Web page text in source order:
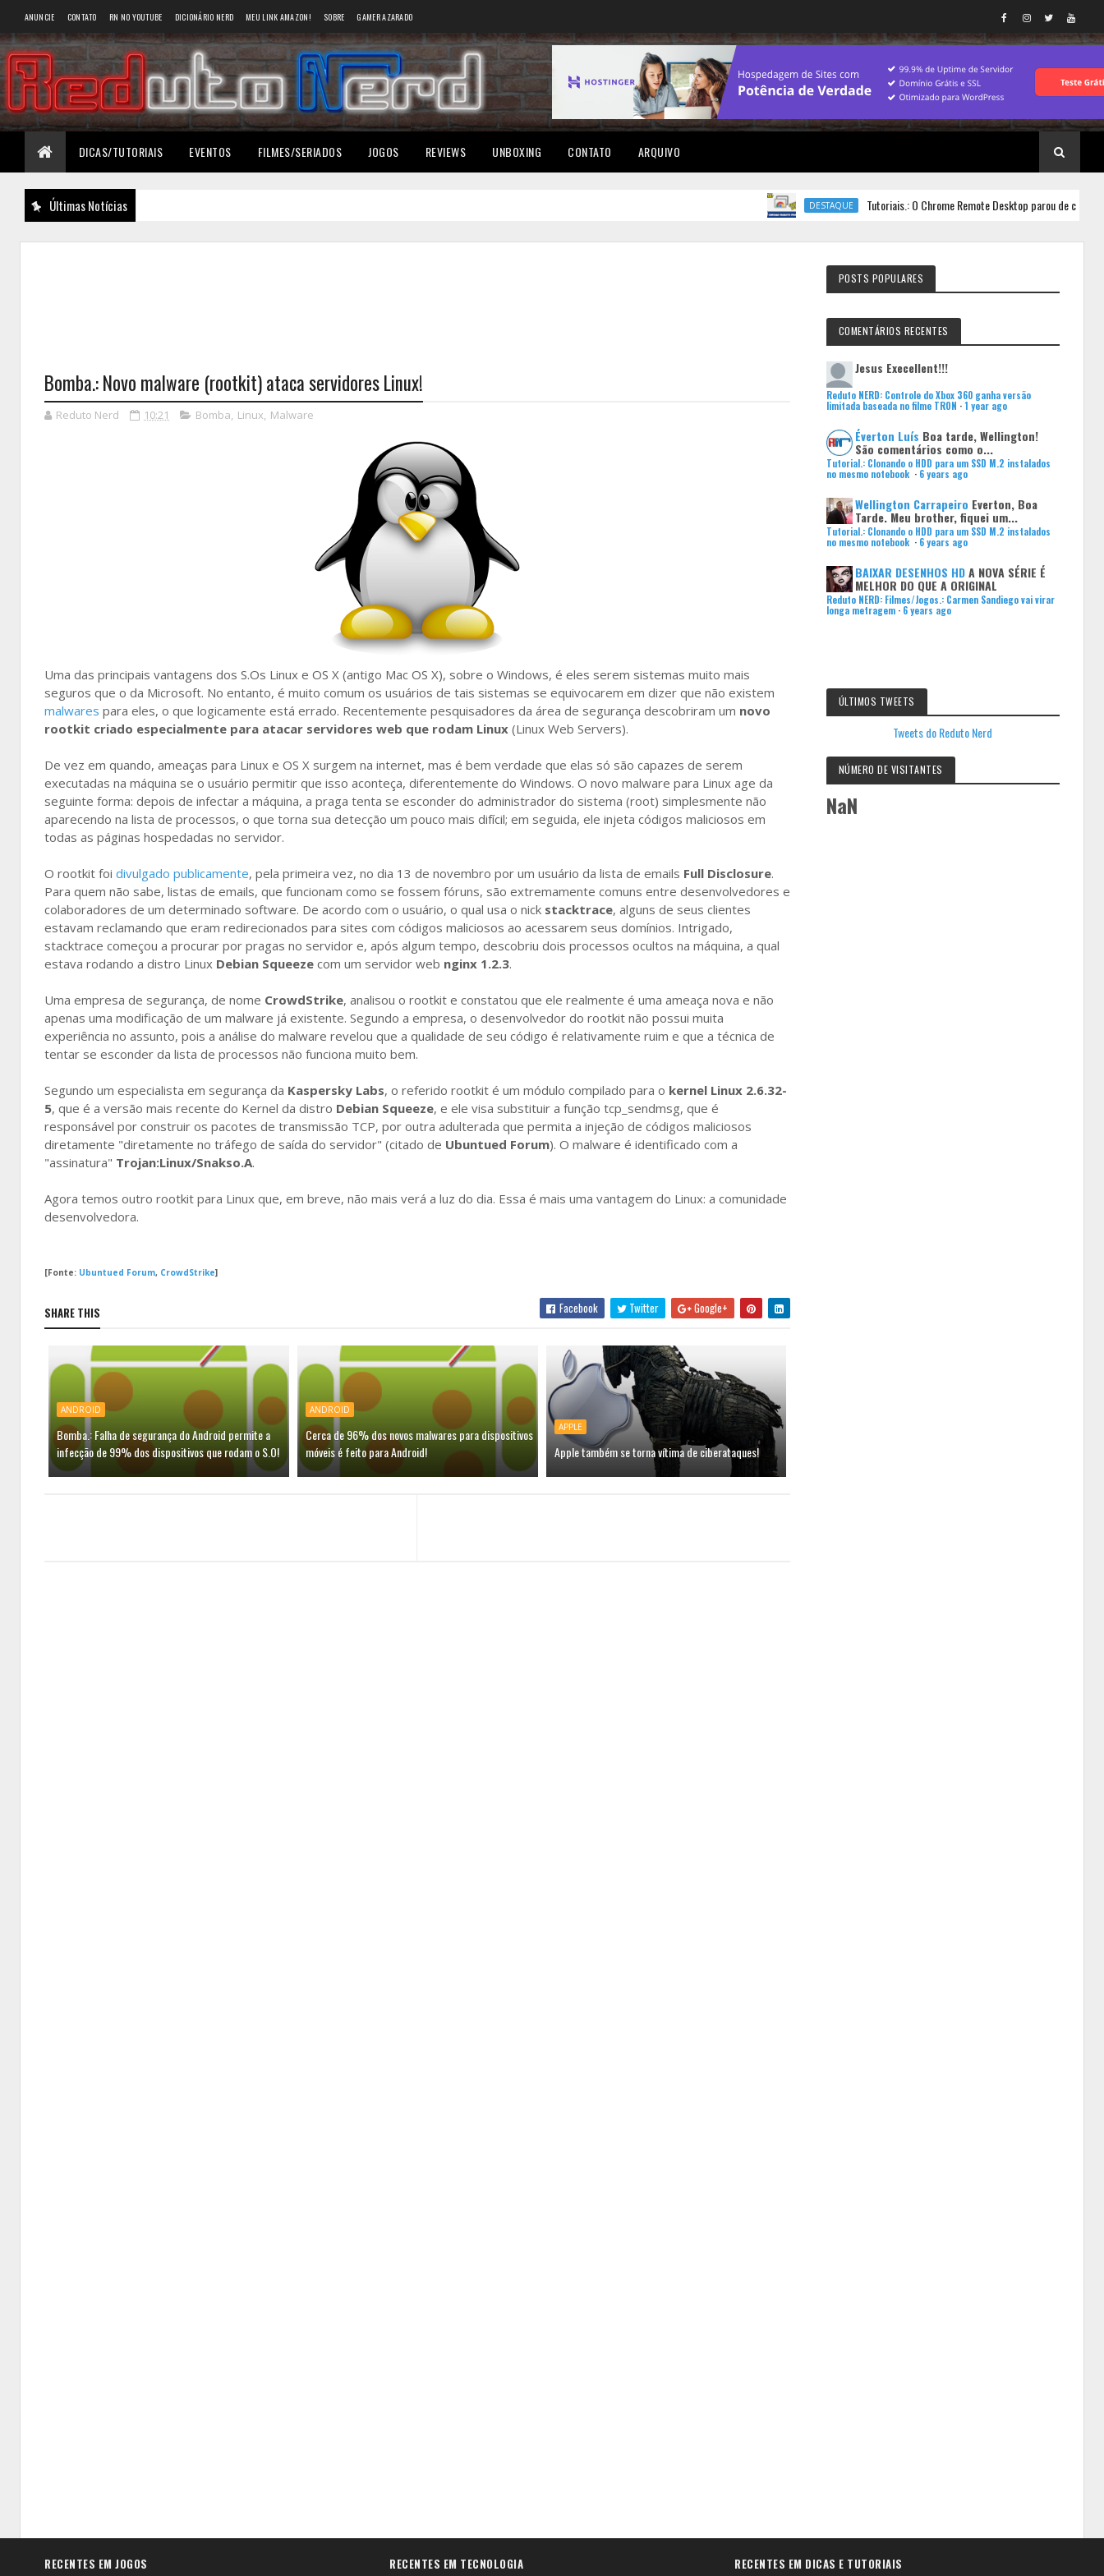
ANUNCIE CONTATO RN NO YOUTUBE DICIONÁRIO NERD MEU LINK AMAZON! SOBRE GAMER AZARADO
DICAS/TUTORIAIS EVENTOS FILMES/SERIADOS JOGOS REVIEWS UNBOXING CONTATO ARQUIVO
Últimas Notícias DESTAQUE Tutoriais.: O Chrome Remote Desktop parou de conectar?
Bomba.: Novo malware (rootkit) ataca servidores Linux!
Reduto Nerd 10:21 Bomba, Linux, Malware
Uma das principais vantagens dos S.Os Linux e OS X (antigo Mac OS X), sobre o Windows, é eles serem sistemas muito mais
seguros que o da Microsoft. No entanto, é muito comum os usuários de tais sistemas se equivocarem em dizer que não existem
malwares para eles, o que logicamente está errado. Recentemente pesquisadores da área de segurança descobriram um novo
rootkit criado especialmente para atacar servidores web que rodam Linux (Linux Web Servers).
De vez em quando, ameaças para Linux e OS X surgem na internet, mas é bem verdade que elas só são capazes de serem
executadas na máquina se o usuário permitir que isso aconteça, diferentemente do Windows. O novo malware para Linux age da
seguinte forma: depois de infectar a máquina, a praga tenta se esconder do administrador do sistema (root) simplesmente não
aparecendo na lista de processos, o que torna sua detecção um pouco mais difícil; em seguida, ele injeta códigos maliciosos em
todas as páginas hospedadas no servidor.
O rootkit foi divulgado publicamente, pela primeira vez, no dia 13 de novembro por um usuário da lista de emails Full Disclosure.
Para quem não sabe, listas de emails, que funcionam como se fossem fóruns, são extremamente comuns entre desenvolvedores e
colaboradores de um determinado software. De acordo com o usuário, o qual usa o nick stacktrace, alguns de seus clientes
estavam reclamando que eram redirecionados para sites com códigos maliciosos ao acessarem seus domínios. Intrigado,
stacktrace começou a procurar por pragas no servidor e, após algum tempo, descobriu dois processos ocultos na máquina, a qual
estava rodando a distro Linux Debian Squeeze com um servidor web nginx 1.2.3.
Uma empresa de segurança, de nome CrowdStrike, analisou o rootkit e constatou que ele realmente é uma ameaça nova e não
apenas uma modificação de um malware já existente. Segundo a empresa, o desenvolvedor do rootkit não possui muita
experiência no assunto, pois a análise do malware revelou que a qualidade de seu código é relativamente ruim e que a técnica de
tentar se esconder da lista de processos não funciona muito bem.
Segundo um especialista em segurança da Kaspersky Labs, o referido rootkit é um módulo compilado para o kernel Linux 2.6.32-
5, que é a versão mais recente do Kernel da distro Debian Squeeze, e ele visa substituir a função tcp_sendmsg, que é
responsável por construir os pacotes de transmissão TCP, por outra adulterada que permita a injeção de códigos maliciosos
diretamente "diretamente no tráfego de saída do servidor" (citado de Ubuntued Forum). O malware é identificado com a
"assinatura" Trojan:Linux/Snakso.A.
Agora temos outro rootkit para Linux que, em breve, não mais verá a luz do dia. Essa é mais uma vantagem do Linux: a comunidade
desenvolvedora.
[Fonte: Ubuntued Forum, CrowdStrike]
SHARE THIS Facebook Twitter Google+
ANDROID
Bomba.: Falha de segurança do Android permite a
infecção de 99% dos dispositivos que rodam o S.O!
ANDROID
Cerca de 96% dos novos malwares para dispositivos
móveis é feito para Android!
APPLE
Apple também se torna vítima de ciberataques!
POSTS POPULARES
COMENTÁRIOS RECENTES
Jesus Execellent!!!
Reduto NERD: Controle do Xbox 360 ganha versão
limitada baseada no filme TRON ·1 year ago
Éverton Luís Boa tarde, Wellington!
São comentários como o...
Tutorial.: Clonando o HDD para um SSD M.2 instalados
no mesmo notebook · 6 years ago
Wellington Carrapeiro Everton, Boa
Tarde. Meu brother, fiquei um...
Tutorial.: Clonando o HDD para um SSD M.2 instalados
no mesmo notebook · 6 years ago
BAIXAR DESENHOS HD A NOVA SÉRIE É
MELHOR DO QUE A ORIGINAL
Reduto NERD: Filmes/Jogos.: Carmen Sandiego vai virar
longa metragem· 6 years ago
ÚLTIMOS TWEETS
Tweets do Reduto Nerd
NÚMERO DE VISITANTES
NaN
RECENTES EM JOGOS RECENTES EM TECNOLOGIA RECENTES EM DICAS E TUTORIAIS